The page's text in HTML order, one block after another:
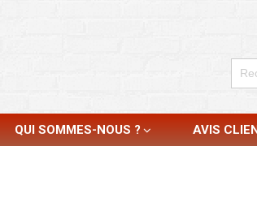
QUI SOMMES-NOUS ? AVIS